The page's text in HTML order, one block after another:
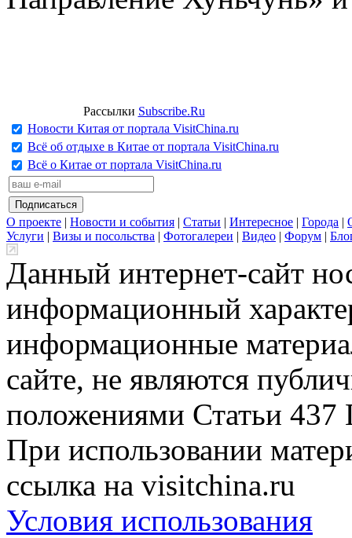
Рассылки Subscribe.Ru
Новости Китая от портала VisitChina.ru
Всё об отдыхе в Китае от портала VisitChina.ru
Всё о Китае от портала VisitChina.ru
О проекте | Новости и события | Статьи | Интересное | Города |
Услуги | Визы и посольства | Фотогалереи | Видео | Форум |
Данный интернет-сайт
информационный
информационные
сайте, не являются
положениями Статьи 437
При использовании
ссылка на visitchina.ru
Условия использования